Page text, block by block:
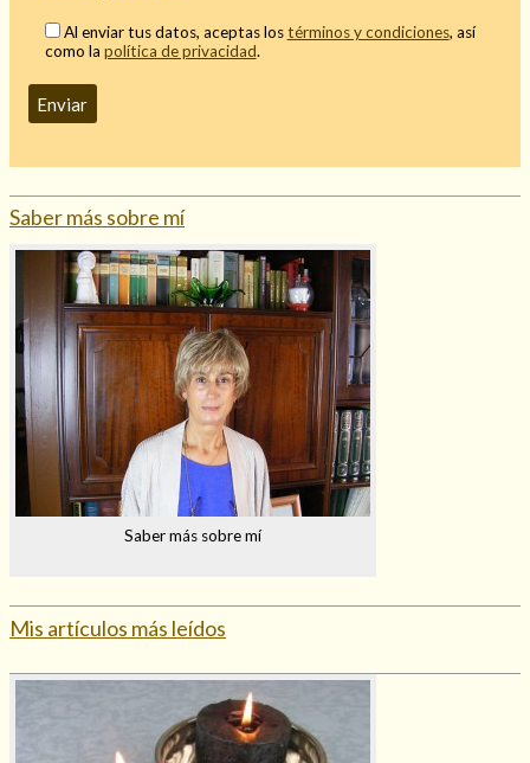
Consulta de tarot online
Hechizo de alejamiento
Tu consulta al tarot
Alejamiento(208)
Amarres(145)
(117)
Infidelidad(104)
Oraciones(3)
Al enviar tus datos, aceptas lostérminos y condiciones, así
como la política de privacidad.
Saber más sobre mí
Saber más sobre mí
Mis artículos más leídos